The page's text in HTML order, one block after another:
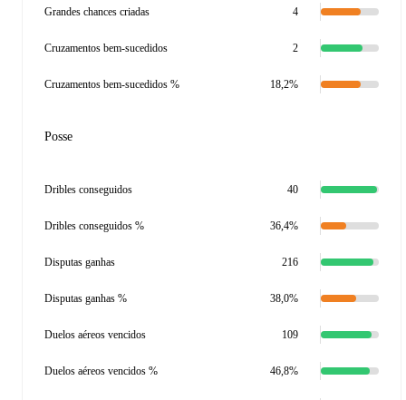
Grandes chances criadas 4
Cruzamentos bem-sucedidos 2
Cruzamentos bem-sucedidos % 18,2%
Posse
Dribles conseguidos 40
Dribles conseguidos % 36,4%
Disputas ganhas 216
Disputas ganhas % 38,0%
Duelos aéreos vencidos 109
Duelos aéreos vencidos % 46,8%